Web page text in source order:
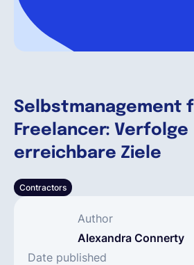
Selbstmanagement
Freelancer: Verfolge
erreichbare Ziele
Contractors
Author
Alexandra Connerty
Date published
Ressourcen
Deutsch
EOR & Payroll